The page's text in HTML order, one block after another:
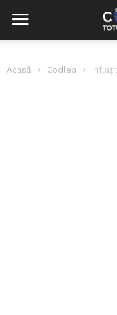
Acasă Codlea Inflația